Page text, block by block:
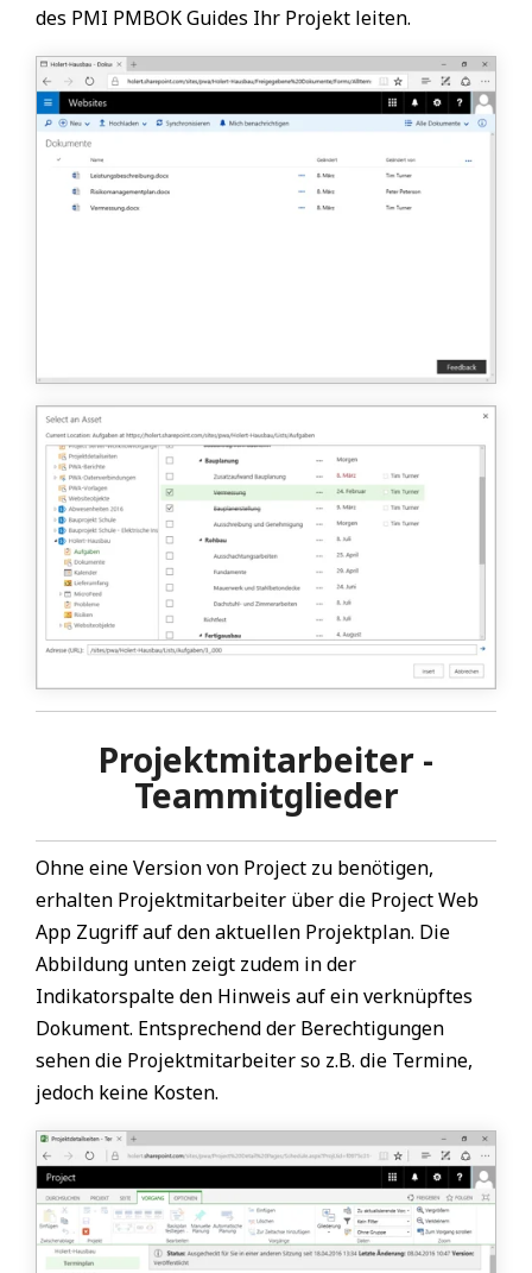
des PMI PMBOK Guides Ihr Projekt leiten.
Projektmitarbeiter -
Teammitglieder
Ohne eine Version von Project zu benötigen,
erhalten Projektmitarbeiter über die Project Web
App Zugriff auf den aktuellen Projektplan. Die
Abbildung unten zeigt zudem in der
Indikatorspalte den Hinweis auf ein verknüpftes
Dokument. Entsprechend der Berechtigungen
sehen die Projektmitarbeiter so z.B. die Termine,
jedoch keine Kosten.